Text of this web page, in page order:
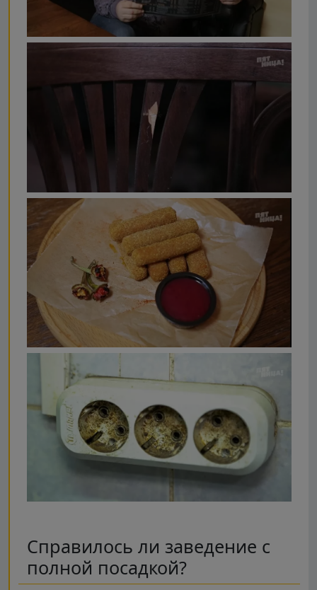
Справилось ли заведение с
полной посадкой?